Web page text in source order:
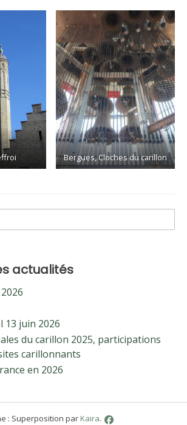
Bergues, Cloches du carillon
actualités
13 juin 2026
du carillon 2025, participations
carillonnants
en 2026
: Superposition par Kaira.